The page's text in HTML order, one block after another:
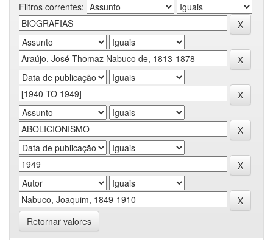
Filtros correntes:
Retornar valores